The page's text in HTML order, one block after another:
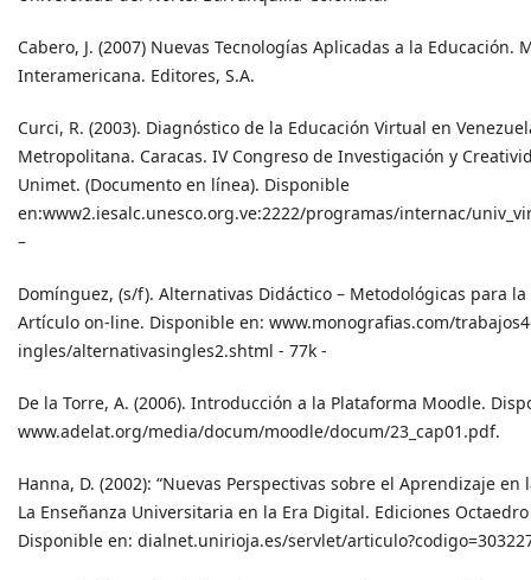
Cabero, J. (2007) Nuevas Tecnologías Aplicadas a la Educación.
Interamericana. Editores, S.A.
Curci, R. (2003). Diagnóstico de la Educación Virtual en
Metropolitana. Caracas. IV Congreso de Investigación y
Unimet. (Documento en línea). Disponible
en:www2.iesalc.unesco.org.ve:2222/programas/internac/
–
Domínguez, (s/f). Alternativas Didáctico – Metodológicas para
Artículo on-line. Disponible en: www.monografias.com/
ingles/alternativasingles2.shtml - 77k -
De la Torre, A. (2006). Introducción a la Plataforma Moodle.
www.adelat.org/media/docum/moodle/docum/23_cap01.pdf.
Hanna, D. (2002): “Nuevas Perspectivas sobre el Aprendizaje en
La Enseñanza Universitaria en la Era Digital. Ediciones
Disponible en: dialnet.unirioja.es/servlet/